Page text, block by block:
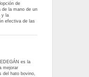
de
de la mano de un
y la
efectiva de las
es la
mejorar
del hato bovino,